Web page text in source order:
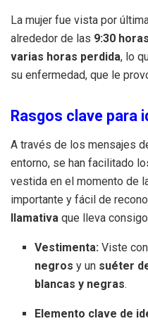
La mujer fue vista por
alrededor de las 9:30 horas
varias horas perdida, lo
su enfermedad, que le
Rasgos clave para
A través de los mensajes
entorno, se han facilitado
vestida en el momento de
importante y fácil de
llamativa que lleva
Vestimenta: Viste
negros y un suéter
blancas y negras.
Elemento clave de